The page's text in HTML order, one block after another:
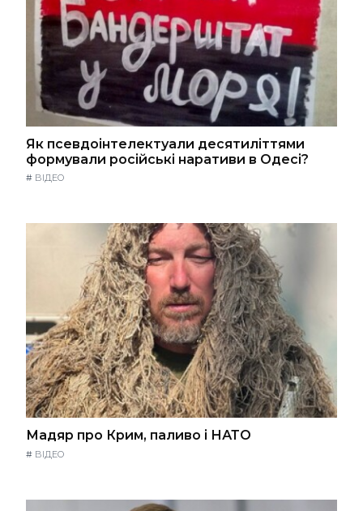
Як псевдоінтелектуали десятиліттями
формували російські наративи в Одесі?
# ВІДЕО
Мадяр про Крим, паливо і НАТО
# ВІДЕО